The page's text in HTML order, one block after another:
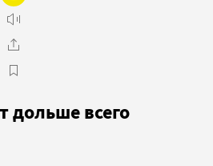
дольше всего